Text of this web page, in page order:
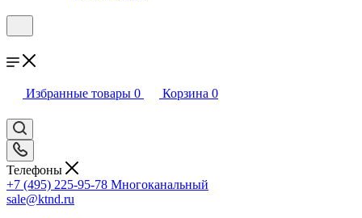
Избранные товары 0 Корзина 0
Телефоны
+7 (495) 225-95-78 Многоканальный
sale@ktnd.ru